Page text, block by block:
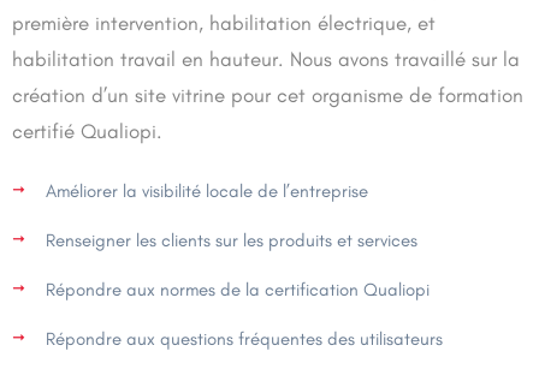
première intervention, habilitation électrique, et
habilitation travail en hauteur. Nous avons travaillé sur la
création d’un site vitrine pour cet organisme de formation
certifié Qualiopi.
Améliorer la visibilité locale de l’entreprise
Renseigner les clients sur les produits et services
Répondre aux normes de la certification Qualiopi
Répondre aux questions fréquentes des utilisateurs